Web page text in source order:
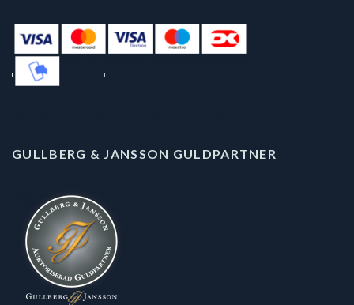
GULLBERG & JANSSON GULDPARTNER